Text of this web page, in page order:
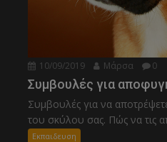
10/09/2019 Μάρσα 0
Συμβουλές για
Συμβουλές για να
του σκύλου σας. Πώς να τις
Εκπαιδευση